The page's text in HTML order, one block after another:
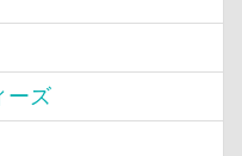
ーズ